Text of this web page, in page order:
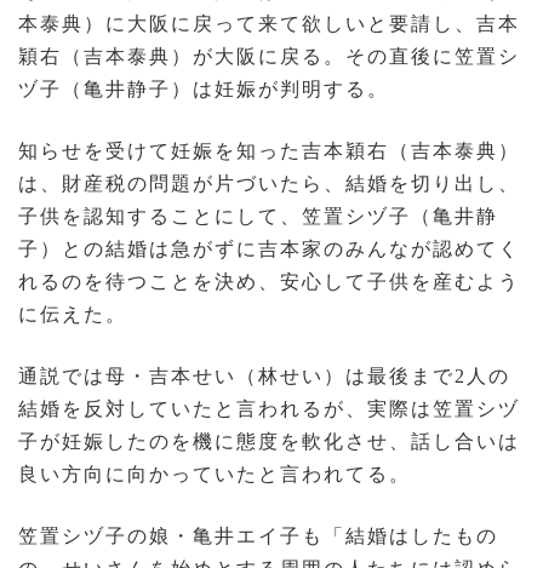
本泰典）に大阪に戻って来て欲しいと要請し、吉本
穎右（吉本泰典）が大阪に戻る。その直後に笠置シ
ヅ子（亀井静子）は妊娠が判明する。
知らせを受けて妊娠を知った吉本穎右（吉本泰典）
は、財産税の問題が片づいたら、結婚を切り出し、
子供を認知することにして、笠置シヅ子（亀井静
子）との結婚は急がずに吉本家のみんなが認めてく
れるのを待つことを決め、安心して子供を産むよう
に伝えた。
通説では母・吉本せい（林せい）は最後まで2人の
結婚を反対していたと言われるが、実際は笠置シヅ
子が妊娠したのを機に態度を軟化させ、話し合いは
良い方向に向かっていたと言われてる。
笠置シヅ子の娘・亀井エイ子も「結婚はしたもの